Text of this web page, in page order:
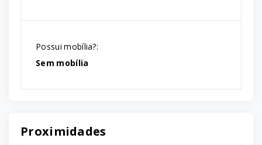
Possui mobília?:
Sem mobília
Proximidades